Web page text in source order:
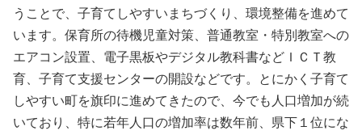
うことで、子育てしやすいまちづくり、環境整備を進めて
います。保育所の待機児童対策、普通教室・特別教室への
エアコン設置、電子黒板やデジタル教科書などＩＣＴ教
育、子育て支援センターの開設などです。とにかく子育て
しやすい町を旗印に進めてきたので、今でも人口増加が続
いており、特に若年人口の増加率は数年前、県下１位にな